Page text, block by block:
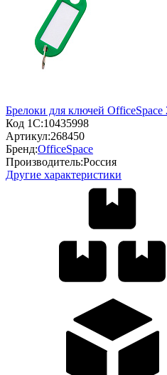
Брелоки для ключей
Код 1С:10435998
Артикул:268450
Бренд:OfficeSpace
Производитель:Россия
Другие характеристики